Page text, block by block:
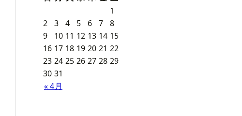
« 4月
1
2
3 4 5 6 7
8
9
10 11 12 13 14 15
16 17 18 19 20 21 22
23 24 25 26 27 28 29
30 31